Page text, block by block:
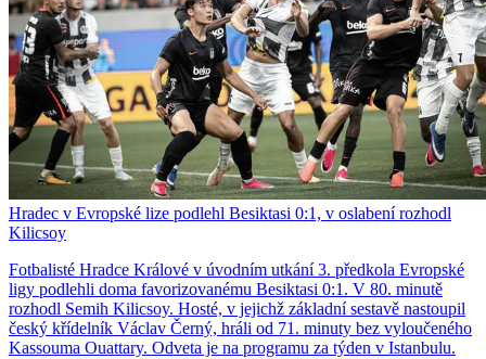
Hradec v Evropské lize podlehl Besiktasi 0:1, v oslabení rozhodl
Kilicsoy
Fotbalisté Hradce Králové v úvodním utkání 3. předkola Evropské
ligy podlehli doma favorizovanému Besiktasi 0:1. V 80. minutě
rozhodl Semih Kilicsoy. Hosté, v jejichž základní sestavě nastoupil
český křídelník Václav Černý, hráli od 71. minuty bez vyloučeného
Kassouma Ouattary. Odveta je na programu za týden v Istanbulu.